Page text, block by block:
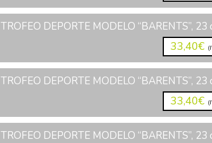
TROFEO DEPORTE MODELO “BARENTS”, 23
33,40€
TROFEO DEPORTE MODELO “BARENTS”, 23
33,40€
TROFEO DEPORTE MODELO “BARENTS”, 23